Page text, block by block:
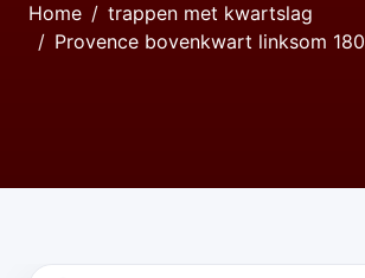
Home
trappen met kwartslag
Provence bovenkwart linksom 180